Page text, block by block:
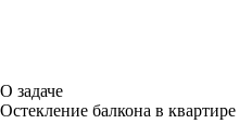
О задаче
Остекление балкона в квартире